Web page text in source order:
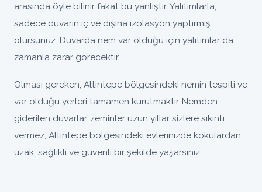
arasında öyle bilinir fakat bu yanlıştır. Yalıtımlarla,
sadece duvarın iç ve dışına izolasyon yaptırmış
olursunuz. Duvarda nem var olduğu için yalıtımlar da
zamanla zarar görecektir.
Olması gereken; Altintepe bölgesindeki nemin tespiti ve
var olduğu yerleri tamamen kurutmaktır. Nemden
giderilen duvarlar, zeminler uzun yıllar sizlere sıkıntı
vermez, Altintepe bölgesindeki evlerinizde kokulardan
uzak, sağlıklı ve güvenli bir şekilde yaşarsınız.